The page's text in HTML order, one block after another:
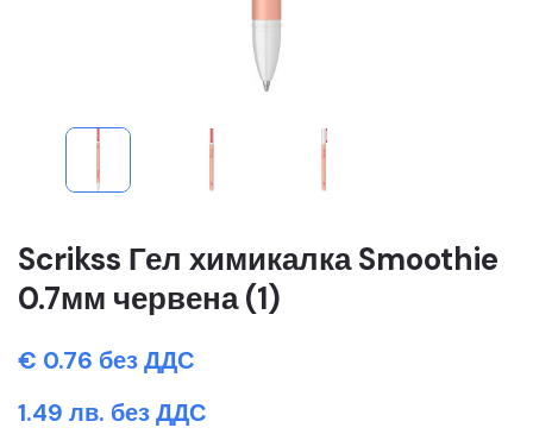
Scrikss Гел химикалка Smoothie
0.7мм червена (1)
€ 0.76 без ДДС
1.49 лв. без ДДС